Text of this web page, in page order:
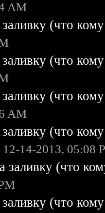
AM
(что
(что
(что
AM
(что
12-14-2013, 05:08
заливку (что
(что